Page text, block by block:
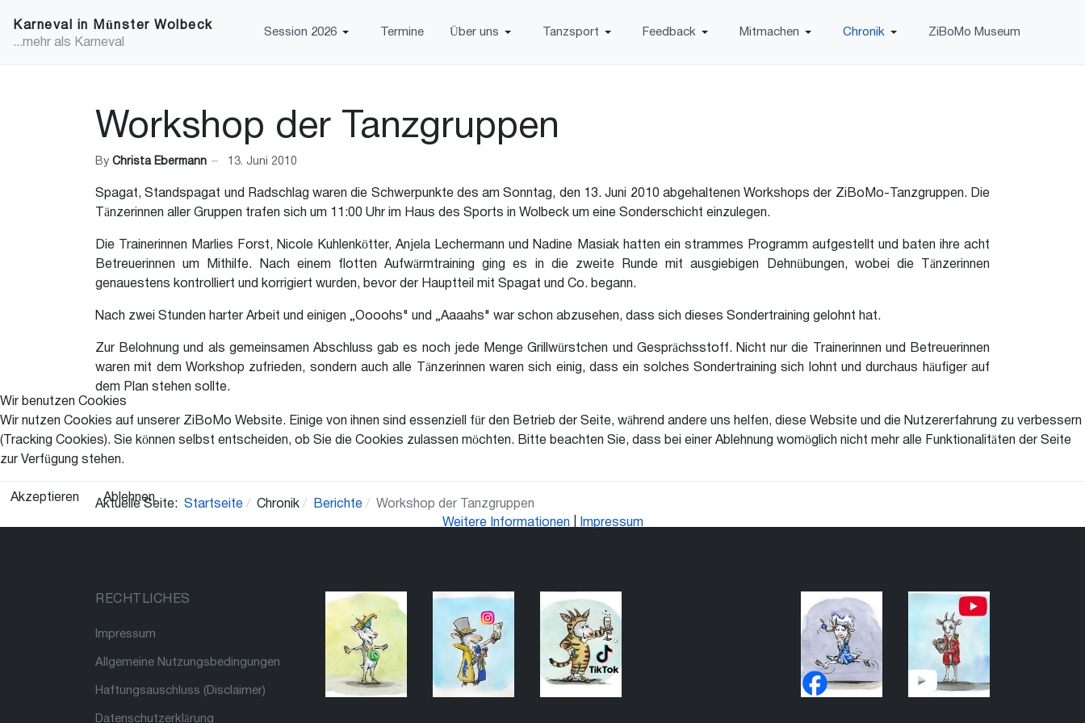
Karneval in Münster Wolbeck
...mehr als Karneval
Session 2026 Termine Über uns Tanzsport Feedback Mitmachen Chronik ZiBoMo Museum
Workshop der Tanzgruppen
By Christa Ebermann 13. Juni 2010
Spagat, Standspagat und Radschlag waren die Schwerpunkte des am Sonntag, den 13. Juni 2010 abgehaltenen Workshops der ZiBoMo-Tanzgruppen. Die
Tänzerinnen aller Gruppen trafen sich um 11:00 Uhr im Haus des Sports in Wolbeck um eine Sonderschicht einzulegen.
Die Trainerinnen Marlies Forst, Nicole Kuhlenkötter, Anjela Lechermann und Nadine Masiak hatten ein strammes Programm aufgestellt und baten ihre acht
Betreuerinnen um Mithilfe. Nach einem flotten Aufwärmtraining ging es in die zweite Runde mit ausgiebigen Dehnübungen, wobei die Tänzerinnen
genauestens kontrolliert und korrigiert wurden, bevor der Hauptteil mit Spagat und Co. begann.
Nach zwei Stunden harter Arbeit und einigen „Oooohs" und „Aaaahs" war schon abzusehen, dass sich dieses Sondertraining gelohnt hat.
Zur Belohnung und als gemeinsamen Abschluss gab es noch jede Menge Grillwürstchen und Gesprächsstoff. Nicht nur die Trainerinnen und Betreuerinnen
waren mit dem Workshop zufrieden, sondern auch alle Tänzerinnen waren sich einig, dass ein solches Sondertraining sich lohnt und durchaus häufiger auf
dem Plan stehen sollte.
Aktuelle Seite: Startseite Chronik Berichte Workshop der Tanzgruppen
RECHTLICHES
Impressum
Allgemeine Nutzungsbedingungen
Haftungsauschluss (Disclaimer)
Datenschutzerklärung
Wir benutzen Cookies
Wir nutzen Cookies auf unserer ZiBoMo Website. Einige von ihnen sind essenziell für den Betrieb der Seite, während andere uns helfen, diese Website und die Nutzererfahrung zu verbessern
(Tracking Cookies). Sie können selbst entscheiden, ob Sie die Cookies zulassen möchten. Bitte beachten Sie, dass bei einer Ablehnung womöglich nicht mehr alle Funktionalitäten der Seite
zur Verfügung stehen.
Akzeptieren Ablehnen
Weitere Informationen| Impressum